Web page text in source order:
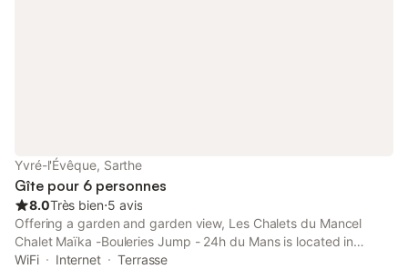
Yvré-l'Évêque, Sarthe
Gîte pour 6 personnes
8.0Très bien⋅5 avis
Offering a garden and garden view, Les Chalets du Mancel
Chalet Maïka -Bouleries Jump - 24h du Mans is located in
Parence, 16 km from Le Mans Circuit and 6.4 km from Le
WiFi Internet
Terrasse